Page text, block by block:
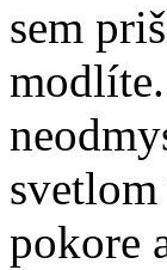
sem
pokore